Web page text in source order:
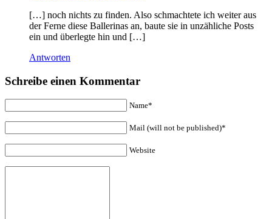
[…] noch nichts zu finden. Also schmachtete ich weiter aus
der Ferne diese Ballerinas an, baute sie in unzähliche Posts
ein und überlegte hin und […]
Antworten
Schreibe einen Kommentar
Name*
Mail (will not be published)*
Website